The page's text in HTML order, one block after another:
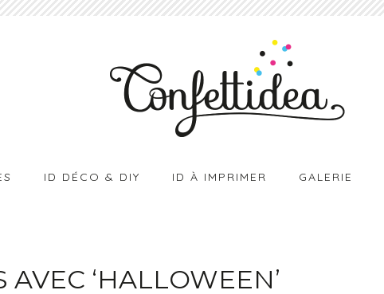
ID DÉCO & DIY ID À IMPRIMER GALERIE
‘HALLOWEEN’